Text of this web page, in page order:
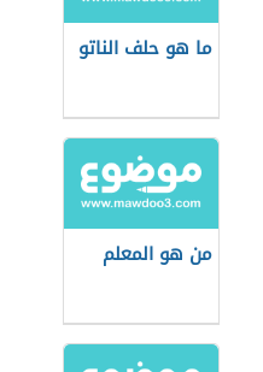
ما هو حلف الناتو
من هو المعلم